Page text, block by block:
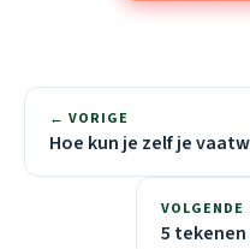
← VORIGE
Hoe kun je zelf je
VOLGENDE
5